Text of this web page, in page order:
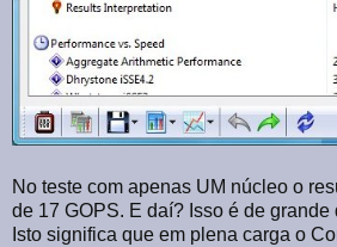
No teste com apenas UM núcleo o
de 17 GOPS. E daí? Isso é de grande
Isto significa que em plena carga o